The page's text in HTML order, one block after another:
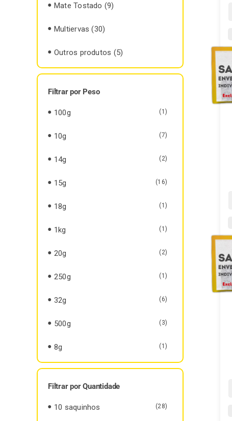
Mate Tostado (9)
Multiervas (30)
Outros produtos (5)
Filtrar por Peso
100g (1)
10g (7)
14g (2)
15g (16)
18g (1)
1kg (1)
20g (2)
250g (1)
32g (6)
500g (3)
8g (1)
Filtrar por Quantidade
10 saquinhos (28)